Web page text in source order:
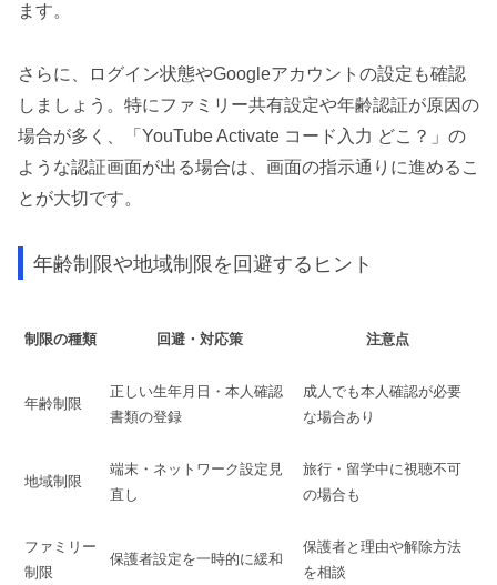
ます。
さらに、ログイン状態やGoogleアカウントの設定も確認
しましょう。特にファミリー共有設定や年齢認証が原因の
場合が多く、「YouTube Activate コード入力 どこ？」の
ような認証画面が出る場合は、画面の指示通りに進めるこ
とが大切です。
年齢制限や地域制限を回避するヒント
制限の種類 回避・対応策 注意点
年齢制限
正しい生年月日・本人確認
書類の登録
成人でも本人確認が必要
な場合あり
地域制限
端末・ネットワーク設定見
直し
旅行・留学中に視聴不可
の場合も
ファミリー
制限
保護者設定を一時的に緩和
保護者と理由や解除方法
を相談